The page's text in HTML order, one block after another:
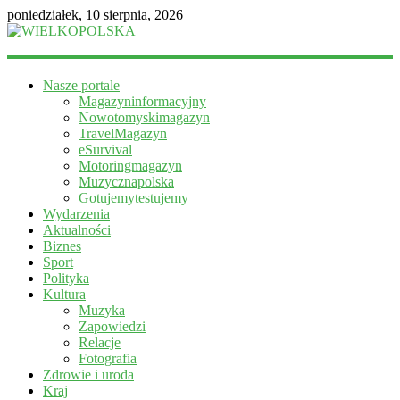
poniedziałek, 10 sierpnia, 2026
WIELKOPOLSKA
informacyjny
Nasze portale
Magazyninformacyjny
Nowotomyskimagazyn
TravelMagazyn
eSurvival
Motoringmagazyn
Muzycznapolska
Gotujemytestujemy
Wydarzenia
Aktualności
Biznes
Sport
Polityka
Kultura
Muzyka
Zapowiedzi
Relacje
Fotografia
Zdrowie i uroda
Kraj